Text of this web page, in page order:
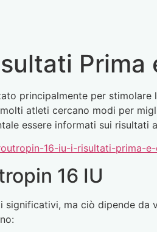
Prima
principalmente per
atleti cercano modi per
essere informati sui
16-iu-i-risultati-prima-
16 IU
ma ciò dipende da